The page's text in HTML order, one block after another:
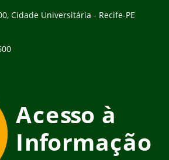
Cidade Universitária - Recife-PE